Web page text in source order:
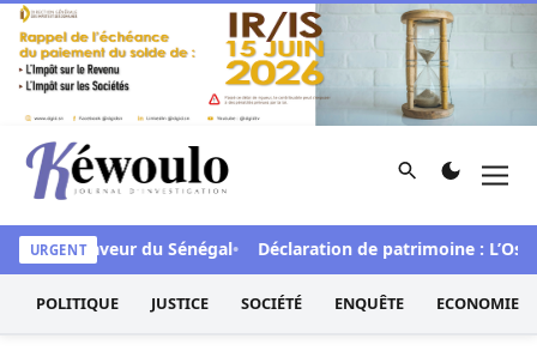
Aller au contenu
Kéwoulo, le premier site d'information et d'investigation
Rechercher
URGENT
en faveur du Sénégal Déclaration de patrimoine :
POLITIQUE JUSTICE SOCIÉTÉ ENQUÊTE ECONOMIE